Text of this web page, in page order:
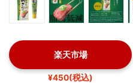
楽天市場
¥450(税込)